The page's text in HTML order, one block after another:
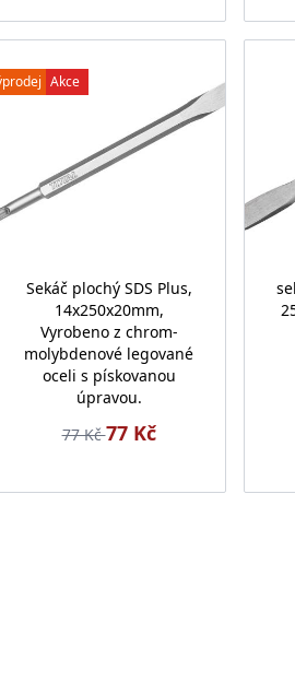
Akce
Sekáč plochý SDS Plus,
14x250x20mm,
Vyrobeno z chrom-
molybdenové legované
oceli s pískovanou
úpravou.
77 Kč77 Kč